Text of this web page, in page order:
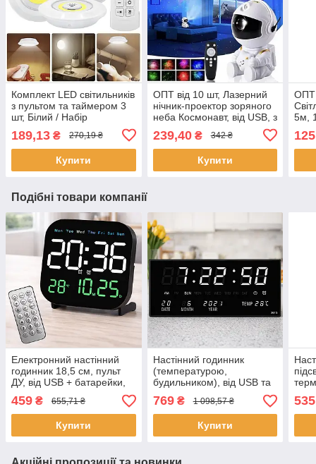
Комплект LED світильників
з пультом та таймером 3
шт, Білий / Набір
Бездротові лед лампи
189,13 ₴ 270,19 ₴
Купити
ОПТ від 10 шт, Лазерний
нічник-проектор зоряного
неба Космонавт, від USB, з
пультом, Білий / Дитячий
світильник з проекцією
239,40₴ 342 ₴
Купити
ОПТ
5м,
Подібні товари компанії
Електронний настінний
годинник 18,5 см, пульт
ДУ, від USB + батарейки,
6650, Чорний / Цифровий
годинник на стіну
459 ₴ 655,71 ₴
Купити
Настінний годинник
(температурою,
будильником), від USB та
батарейки, JH8025, Білий
/ LED годинник / Годинник
на стіну
769₴ 1 098,57 ₴
Купити
535